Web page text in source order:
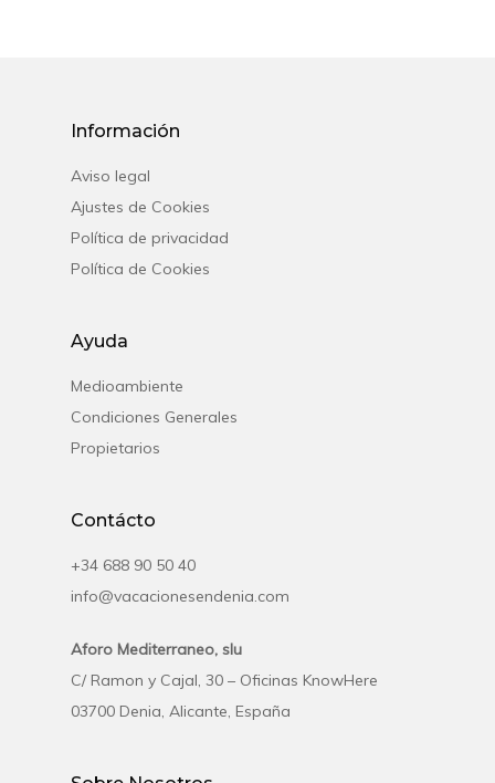
Información
Aviso legal
Ajustes de Cookies
Política de privacidad
Política de Cookies
Ayuda
Medioambiente
Condiciones Generales
Propietarios
Contácto
+34 688 90 50 40
info@vacacionesendenia.com
Aforo Mediterraneo, slu
C/ Ramon y Cajal, 30 – Oficinas KnowHere
03700 Denia, Alicante, España